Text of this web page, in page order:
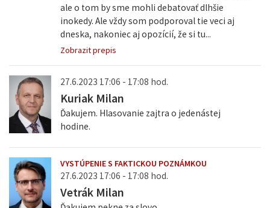
ale o tom by sme mohli debatovať dlhšie
inokedy. Ale vždy som podporoval tie veci aj
dneska, nakoniec aj opozícií, že si tu...
Zobrazit prepis
27.6.2023 17:06 - 17:08 hod.
Kuriak Milan
Ďakujem. Hlasovanie zajtra o jedenástej
hodine.
VYSTÚPENIE S FAKTICKOU POZNÁMKOU
27.6.2023 17:06 - 17:08 hod.
Vetrák Milan